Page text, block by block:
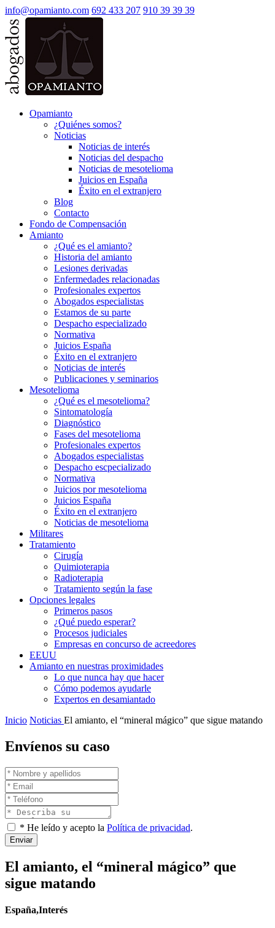
info@opamianto.com 692 433 207 910 39 39 39
Opamianto
¿Quiénes somos?
Noticias
Noticias de interés
Noticias del despacho
Noticias de mesotelioma
Juicios en España
Éxito en el extranjero
Blog
Contacto
Fondo de Compensación
Amianto
¿Qué es el amianto?
Historia del amianto
Lesiones derivadas
Enfermedades relacionadas
Profesionales expertos
Abogados especialistas
Estamos de su parte
Despacho especializado
Normativa
Juicios España
Éxito en el extranjero
Noticias de interés
Publicaciones y seminarios
Mesotelioma
¿Qué es el mesotelioma?
Sintomatología
Diagnóstico
Fases del mesotelioma
Profesionales expertos
Abogados especialistas
Despacho escpecializado
Normativa
Juicios por mesotelioma
Juicios España
Éxito en el extranjero
Noticias de mesotelioma
Militares
Tratamiento
Cirugía
Quimioterapia
Radioterapia
Tratamiento según la fase
Opciones legales
Primeros pasos
¿Qué puedo esperar?
Procesos judiciales
Empresas en concurso de acreedores
EEUU
Amianto en nuestras proximidades
Lo que nunca hay que hacer
Cómo podemos ayudarle
Expertos en desamiantado
Inicio Noticias El amianto, el “mineral mágico” que sigue matando
Envíenos su caso
* He leído y acepto la Política de privacidad.
Enviar
El amianto, el “mineral mágico” que
sigue matando
España,Interés